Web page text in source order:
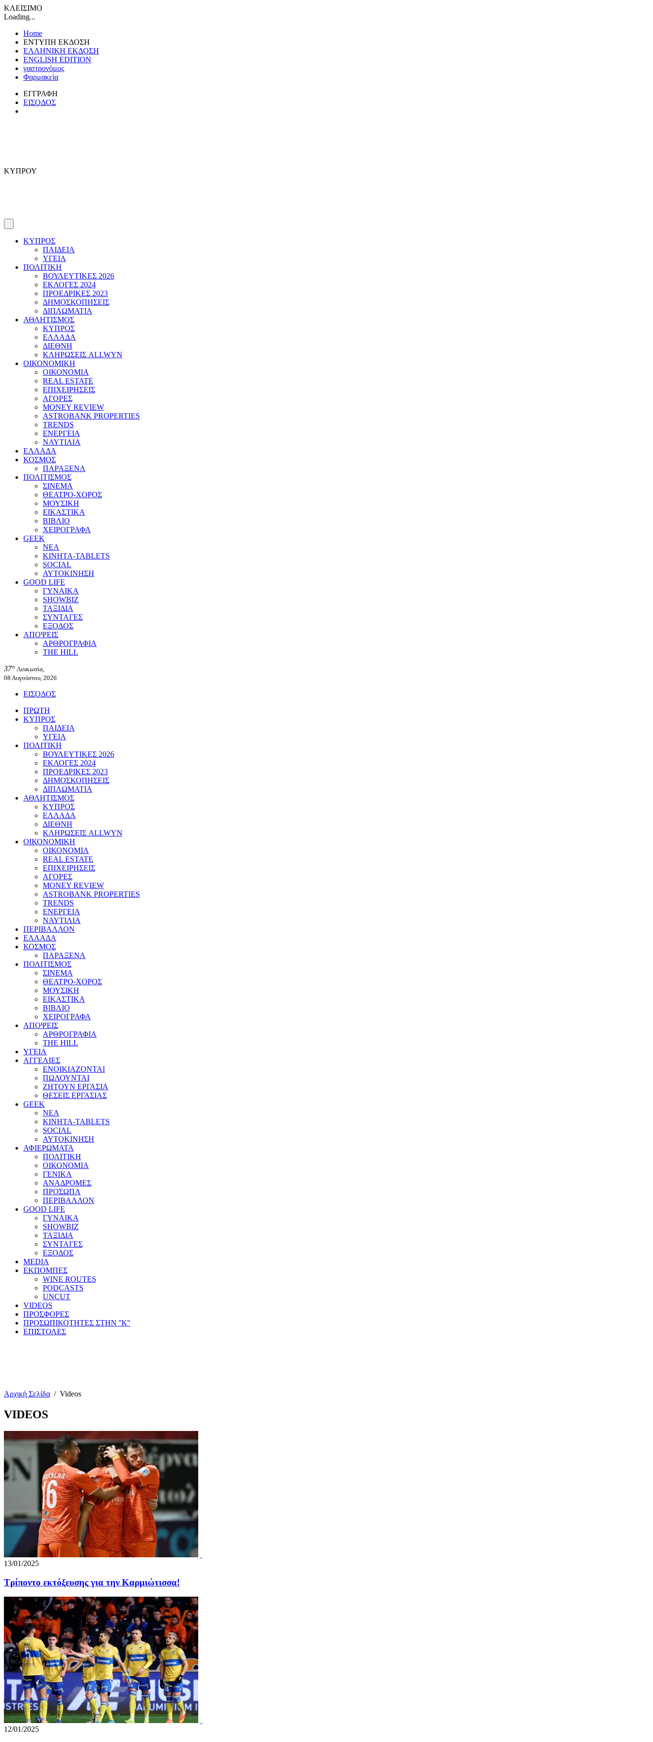
ΚΛΕΙΣΙΜΟ
Loading...
Home
ΕΝΤΥΠΗ ΕΚΔΟΣΗ
ΕΛΛΗΝΙΚΗ ΕΚΔΟΣΗ
ENGLISH EDITION
γαστρονόμος
Φαρμακεία
ΕΓΓΡΑΦΗ
ΕΙΣΟΔΟΣ
ΚΥΠΡΟΥ
ΚΥΠΡΟΣ
ΠΑΙΔΕΙΑ
ΥΓΕΙΑ
ΠΟΛΙΤΙΚΗ
ΒΟΥΛΕΥΤΙΚΕΣ 2026
ΕΚΛΟΓΕΣ 2024
ΠΡΟΕΔΡΙΚΕΣ 2023
ΔΗΜΟΣΚΟΠΗΣΕΙΣ
ΔΙΠΛΩΜΑΤΙΑ
ΑΘΛΗΤΙΣΜΟΣ
ΚΥΠΡΟΣ
ΕΛΛΑΔΑ
ΔΙΕΘΝΗ
ΚΛΗΡΩΣΕΙΣ ALLWYN
ΟΙΚΟΝΟΜΙΚΗ
ΟΙΚΟΝΟΜΙΑ
REAL ESTATE
ΕΠΙΧΕΙΡΗΣΕΙΣ
ΑΓΟΡΕΣ
MONEY REVIEW
ASTROBANK PROPERTIES
TRENDS
ΕΝΕΡΓΕΙΑ
ΝΑΥΤΙΛΙΑ
ΕΛΛΑΔΑ
ΚΟΣΜΟΣ
ΠΑΡΑΞΕΝΑ
ΠΟΛΙΤΙΣΜΟΣ
ΣΙΝΕΜΑ
ΘΕΑΤΡΟ-ΧΟΡΟΣ
ΜΟΥΣΙΚΗ
ΕΙΚΑΣΤΙΚΑ
ΒΙΒΛΙΟ
ΧΕΙΡΟΓΡΑΦΑ
GEEK
ΝΕΑ
ΚΙΝΗΤΑ-TABLETS
SOCIAL
ΑΥΤΟΚΙΝΗΣΗ
GOOD LIFE
ΓΥΝΑΙΚΑ
SHOWBIZ
ΤΑΞΙΔΙΑ
ΣΥΝΤΑΓΕΣ
ΕΞΟΔΟΣ
ΑΠΟΨΕΙΣ
ΑΡΘΡΟΓΡΑΦΙΑ
THE HILL
37° Λευκωσία,
08 Αυγούστου, 2026
ΕΙΣΟΔΟΣ
ΠΡΩΤΗ
ΚΥΠΡΟΣ
ΠΑΙΔΕΙΑ
ΥΓΕΙΑ
ΠΟΛΙΤΙΚΗ
ΒΟΥΛΕΥΤΙΚΕΣ 2026
ΕΚΛΟΓΕΣ 2024
ΠΡΟΕΔΡΙΚΕΣ 2023
ΔΗΜΟΣΚΟΠΗΣΕΙΣ
ΔΙΠΛΩΜΑΤΙΑ
ΑΘΛΗΤΙΣΜΟΣ
ΚΥΠΡΟΣ
ΕΛΛΑΔΑ
ΔΙΕΘΝΗ
ΚΛΗΡΩΣΕΙΣ ALLWYN
ΟΙΚΟΝΟΜΙΚΗ
ΟΙΚΟΝΟΜΙΑ
REAL ESTATE
ΕΠΙΧΕΙΡΗΣΕΙΣ
ΑΓΟΡΕΣ
MONEY REVIEW
ASTROBANK PROPERTIES
TRENDS
ΕΝΕΡΓΕΙΑ
ΝΑΥΤΙΛΙΑ
ΠΕΡΙΒΑΛΛΟΝ
ΕΛΛΑΔΑ
ΚΟΣΜΟΣ
ΠΑΡΑΞΕΝΑ
ΠΟΛΙΤΙΣΜΟΣ
ΣΙΝΕΜΑ
ΘΕΑΤΡΟ-ΧΟΡΟΣ
ΜΟΥΣΙΚΗ
ΕΙΚΑΣΤΙΚΑ
ΒΙΒΛΙΟ
ΧΕΙΡΟΓΡΑΦΑ
ΑΠΟΨΕΙΣ
ΑΡΘΡΟΓΡΑΦΙΑ
THE HILL
ΥΓΕΙΑ
ΑΓΓΕΛΙΕΣ
ΕΝΟΙΚΙΑΖΟΝΤΑΙ
ΠΩΛΟΥΝΤΑΙ
ΖΗΤΟΥΝ ΕΡΓΑΣΙΑ
ΘΕΣΕΙΣ ΕΡΓΑΣΙΑΣ
GEEK
ΝΕΑ
ΚΙΝΗΤΑ-TABLETS
SOCIAL
ΑΥΤΟΚΙΝΗΣΗ
ΑΦΙΕΡΩΜΑΤΑ
ΠΟΛΙΤΙΚΗ
ΟΙΚΟΝΟΜΙΑ
ΓΕΝΙΚΑ
ΑΝΑΔΡΟΜΕΣ
ΠΡΟΣΩΠΑ
ΠΕΡΙΒΑΛΛΟΝ
GOOD LIFE
ΓΥΝΑΙΚΑ
SHOWBIZ
ΤΑΞΙΔΙΑ
ΣΥΝΤΑΓΕΣ
ΕΞΟΔΟΣ
MEDIA
ΕΚΠΟΜΠΕΣ
WINE ROUTES
PODCASTS
UNCUT
VIDEOS
ΠΡΟΣΦΟΡΕΣ
ΠΡΟΣΩΠΙΚΟΤΗΤΕΣ ΣΤΗΝ ''Κ''
ΕΠΙΣΤΟΛΕΣ
Αρχική Σελίδα / Videos
VIDEOS
13/01/2025
Τρίποντο εκτόξευσης για την Καρμιώτισσα!
12/01/2025